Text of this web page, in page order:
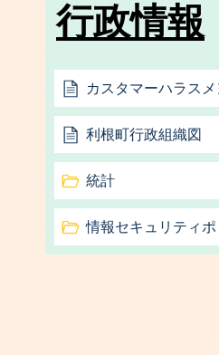
行政情報
カスタマーハラス
利根町行政組織図
統計
情報セキュリティポ